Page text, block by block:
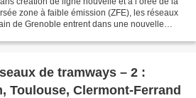
zone à faible émission (ZFE), les réseaux
de Grenoble entrent dans une nouvelle
de tramways – 2 :
Toulouse, Clermont-Ferrand